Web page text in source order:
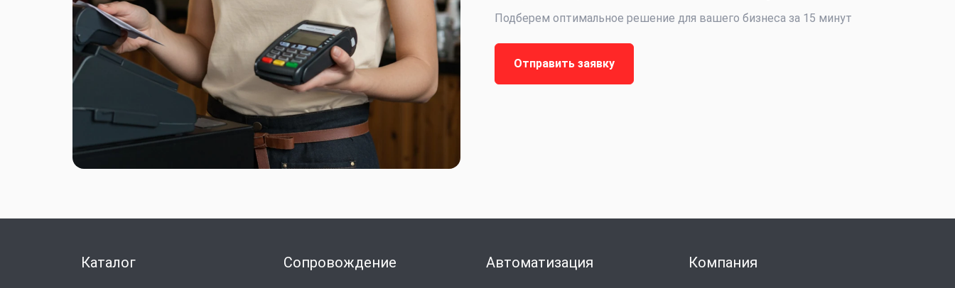
Подберем оптимальное решение для вашего бизнеса за 15 минут
Отправить заявку
Каталог Сопровождение Автоматизация Компания